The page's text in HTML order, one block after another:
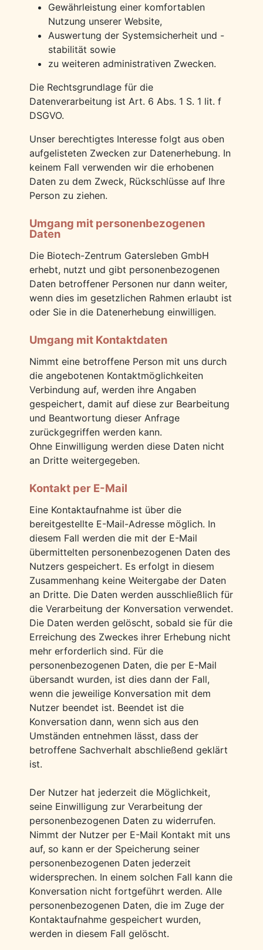
Gewährleistung einer komfortablen
Nutzung unserer Website,
Auswertung der Systemsicherheit und -
stabilität sowie
zu weiteren administrativen Zwecken.
Die Rechtsgrundlage für die
Datenverarbeitung ist Art. 6 Abs. 1 S. 1 lit. f
DSGVO.
Unser berechtigtes Interesse folgt aus oben
aufgelisteten Zwecken zur Datenerhebung. In
keinem Fall verwenden wir die erhobenen
Daten zu dem Zweck, Rückschlüsse auf Ihre
Person zu ziehen.
Umgang mit personenbezogenen
Daten
Die Biotech-Zentrum Gatersleben GmbH
erhebt, nutzt und gibt personenbezogenen
Daten betroffener Personen nur dann weiter,
wenn dies im gesetzlichen Rahmen erlaubt ist
oder Sie in die Datenerhebung einwilligen.
Umgang mit Kontaktdaten
Nimmt eine betroffene Person mit uns durch
die angebotenen Kontaktmöglichkeiten
Verbindung auf, werden ihre Angaben
gespeichert, damit auf diese zur Bearbeitung
und Beantwortung dieser Anfrage
zurückgegriffen werden kann.
Ohne Einwilligung werden diese Daten nicht
an Dritte weitergegeben.
Kontakt per E-Mail
Eine Kontaktaufnahme ist über die
bereitgestellte E-Mail-Adresse möglich. In
diesem Fall werden die mit der E-Mail
übermittelten personenbezogenen Daten des
Nutzers gespeichert. Es erfolgt in diesem
Zusammenhang keine Weitergabe der Daten
an Dritte. Die Daten werden ausschließlich für
die Verarbeitung der Konversation verwendet.
Die Daten werden gelöscht, sobald sie für die
Erreichung des Zweckes ihrer Erhebung nicht
mehr erforderlich sind. Für die
personenbezogenen Daten, die per E-Mail
übersandt wurden, ist dies dann der Fall,
wenn die jeweilige Konversation mit dem
Nutzer beendet ist. Beendet ist die
Konversation dann, wenn sich aus den
Umständen entnehmen lässt, dass der
betroffene Sachverhalt abschließend geklärt
ist.
Der Nutzer hat jederzeit die Möglichkeit,
seine Einwilligung zur Verarbeitung der
personenbezogenen Daten zu widerrufen.
Nimmt der Nutzer per E-Mail Kontakt mit uns
auf, so kann er der Speicherung seiner
personenbezogenen Daten jederzeit
widersprechen. In einem solchen Fall kann die
Konversation nicht fortgeführt werden. Alle
personenbezogenen Daten, die im Zuge der
Kontaktaufnahme gespeichert wurden,
werden in diesem Fall gelöscht.